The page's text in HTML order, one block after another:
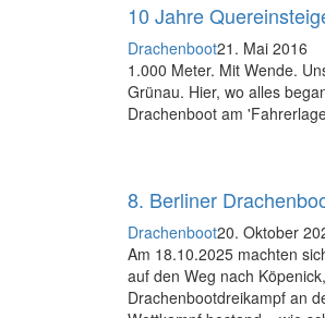
10 Jahre
Drachenboot21. Mai 2016
1.000 Meter. Mit Wende.
Grünau. Hier, wo alles
Drachenboot am
8. Berliner
Drachenboot20. Oktober
Am 18.10.2025 machten
auf den Weg nach
Drachenbootdreikampf an